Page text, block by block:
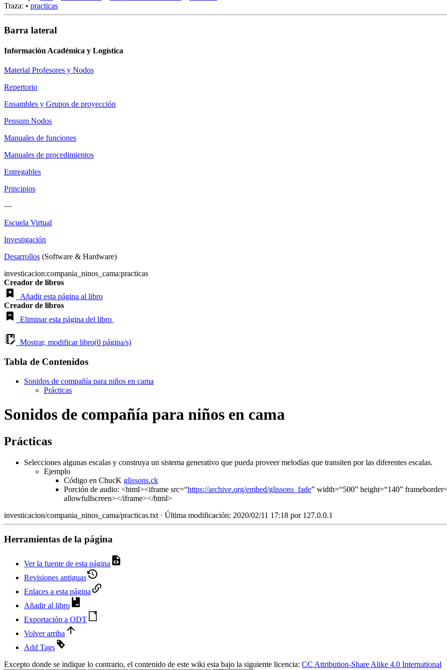
Traza: • practicas
Barra lateral
Información Académica y Logística
Material Profesores y Nodos
Repertorio
Ensambles y Grupos de proyección
Pensum Nodos
Manuales de funciones
Manuales de procedimientos
Entregables
Principios
—
Escuela Virtual
Investigación
Desarrollos (Software & Hardware)
investicacion:compania_ninos_cama:practicas
Creador de libros
Añadir esta página al libro
Creador de libros
Eliminar esta página del libro
Mostrar, modificar libro(0 página/s)
Tabla de Contenidos
Sonidos de compañía para niños en cama
Prácticas
Sonidos de compañía para niños en cama
Prácticas
Selecciones algunas escalas y construya un sistema generativo que pueda proveer melodías que transiten por las diferentes escalas.
Ejemplo
Código en ChucK glissons.ck
Porción de audio: <html><iframe src=“https://archive.org/embed/glissons_fade” width=“500” height=“140”
allowfullscreen></iframe></html>
investicacion/compania_ninos_cama/practicas.txt · Última modificación: 2020/02/11 17:18 por 127.0.0.1
Herramientas de la página
Ver la fuente de esta página
Revisiones antiguas
Enlaces a esta página
Añadir al libro
Exportación a ODT
Volver arriba
Add Tags
Excepto donde se indique lo contrario, el contenido de este wiki esta bajo la siguiente licencia: CC Attribution-Share Alike 4.0 International